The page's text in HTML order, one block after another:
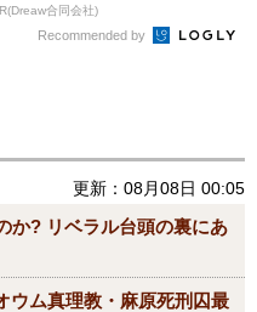
合同会社)
Recommended by
更新：08月08日 00:05
か? リベラル台頭の裏にあ
ウム真理教・麻原死刑囚最